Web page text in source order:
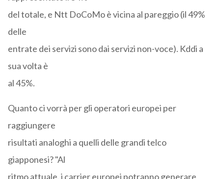
del totale, e Ntt DoCoMo è vicina al pareggio (il 49%
delle
entrate dei servizi sono dai servizi non-voce). Kddi a
sua volta è
al 45%.
Quanto ci vorrà per gli operatori europei per
raggiungere
risultati analoghi a quelli delle grandi telco
giapponesi? "Al
ritmo attuale, i carrier europei potranno generare